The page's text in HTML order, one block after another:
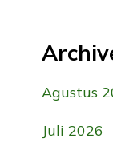
Agustus
Juli 2026